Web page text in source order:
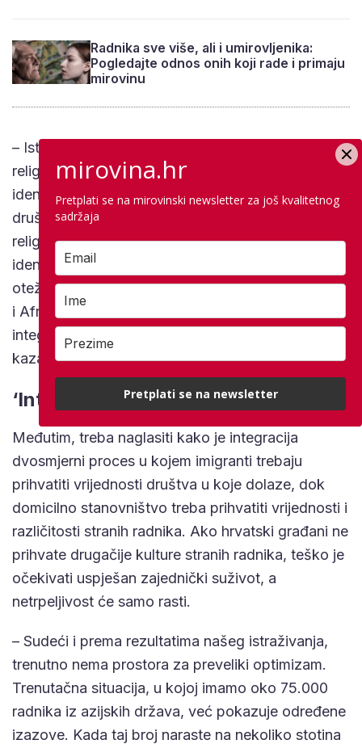
Radnika sve više, ali i umirovljenika:
Pogledajte odnos onih koji rade i primaju
mirovinu
– Istraživanja pokazuju kako pojedinci koji su
religiozniji i koji osjećaju snažniji nacionalni
identitet teže prihvaćaju imigrante. Hrvatsko
društvo obilježeno je visokim stupnjem
religioznosti i snažnim osjećajem nacionalnog
identiteta, što je također element koji može
otežati prihvat većeg broja radnika iz država Azije
i Afrike. Često se u javnom prostoru govori o
integraciji stranih radnika u hrvatsko društvo,
kazao je.
‘Integracija je dvosmjerni proces’
Međutim, treba naglasiti kako je integracija
dvosmjerni proces u kojem imigranti trebaju
prihvatiti vrijednosti društva u koje dolaze, dok
domicilno stanovništvo treba prihvatiti vrijednosti i
različitosti stranih radnika. Ako hrvatski građani ne
prihvate drugačije kulture stranih radnika, teško je
očekivati uspješan zajednički suživot, a
netrpeljivost će samo rasti.
– Sudeći i prema rezultatima našeg istraživanja,
trenutno nema prostora za preveliki optimizam.
Trenutačna situacija, u kojoj imamo oko 75.000
radnika iz azijskih država, već pokazuje određene
izazove. Kada taj broj naraste na nekoliko stotina
mirovina.hr
Pretplati se na mirovinski newsletter za još kvalitetnog
sadržaja
Pretplati se na newsletter